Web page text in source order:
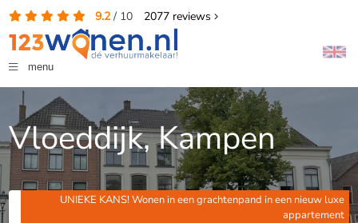
9.2/ 10 2077reviews
menu
Vloeddijk, Kampen
UNIEKE KANS! Wonen in een grachtenpand in een nieuw luxe
appartement